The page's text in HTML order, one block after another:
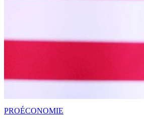
PROÉCONOMIE